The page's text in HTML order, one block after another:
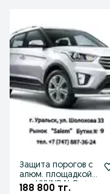
Защита порогов с
алюм. площадкой
для HYUNDAI Creta
188 800 тг.